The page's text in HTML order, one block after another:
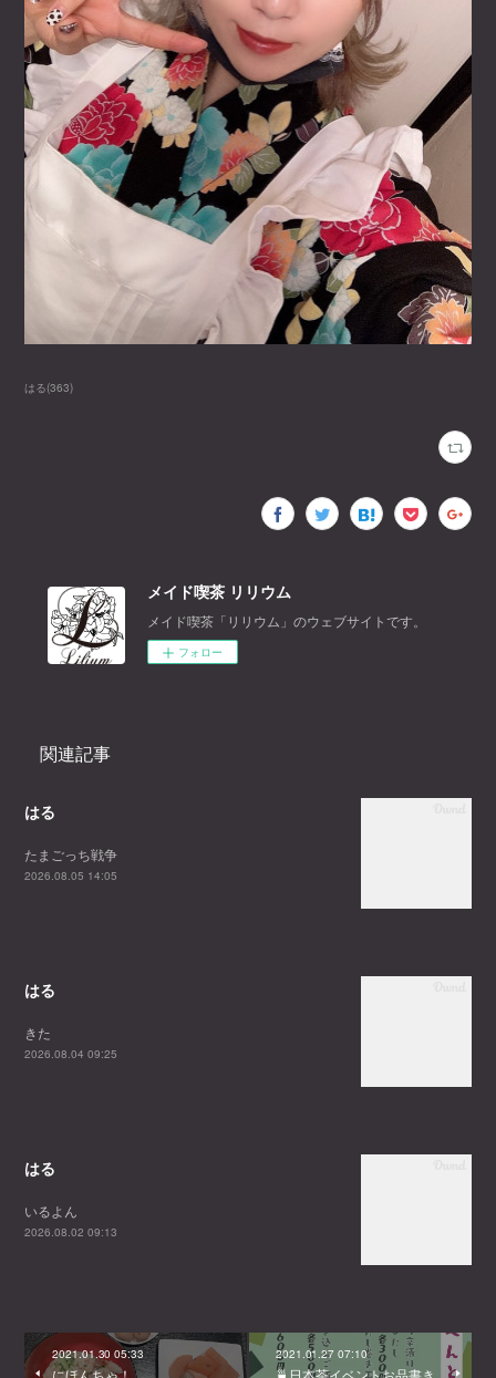
はる(363)
メイド喫茶 リリウム
メイド喫茶「リリウム」のウェブサイトです。
フォロー
関連記事
はる
たまごっち戦争
2026.08.05 14:05
はる
きた
2026.08.04 09:25
はる
いるよん
2026.08.02 09:13
2021.01.30 05:33 2021.01.27 07:10